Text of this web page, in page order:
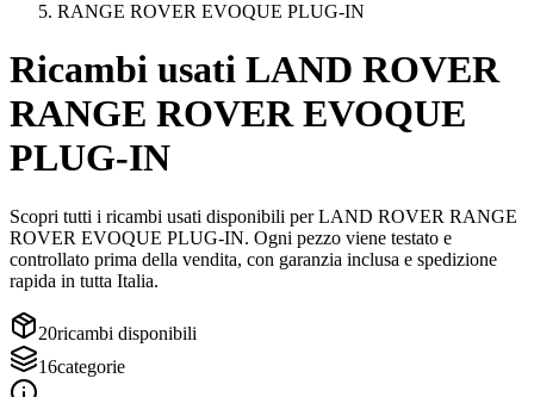
RANGE ROVER EVOQUE PLUG-IN
Ricambi usati LAND ROVER
RANGE ROVER EVOQUE
PLUG-IN
Scopri tutti i ricambi usati disponibili perLAND ROVER RANGE
ROVER EVOQUE PLUG-IN. Ogni pezzo viene testato e
controllato prima della vendita, con garanzia inclusa e spedizione
rapida in tutta Italia.
20ricambi disponibili
16categorie